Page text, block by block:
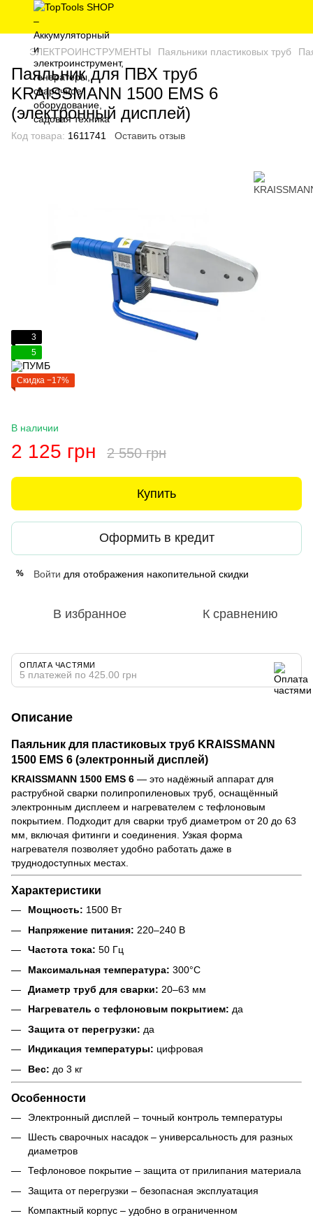
ЭЛЕКТРОИНСТРУМЕНТЫ Паяльники пластиковых труб
Паяльник для ПВХ труб
KRAISSMANN 1500 EMS 6
(электронный дисплей)
Код товара: 1611741 Оставить отзыв
3
5
Скидка −17%
В наличии
2 125 грн 2 550 грн
Купить
Оформить в кредит
% Войти для отображения накопительной скидки
В избранное К сравнению
ОПЛАТА ЧАСТЯМИ
5 платежей по 425.00 грн
Описание
Паяльник для пластиковых труб KRAISSMANN
1500 EMS 6 (электронный дисплей)
KRAISSMANN 1500 EMS 6 — это надёжный аппарат для
раструбной сварки полипропиленовых труб, оснащённый
электронным дисплеем и нагревателем с тефлоновым
покрытием. Подходит для сварки труб диаметром от 20 до 63
мм, включая фитинги и соединения. Узкая форма
нагревателя позволяет удобно работать даже в
труднодоступных местах.
Характеристики
Мощность: 1500 Вт
Напряжение питания: 220–240 В
Частота тока: 50 Гц
Максимальная температура: 300°C
Диаметр труб для сварки: 20–63 мм
Нагреватель с тефлоновым покрытием: да
Защита от перегрузки: да
Индикация температуры: цифровая
Вес: до 3 кг
Особенности
Электронный дисплей – точный контроль температуры
Шесть сварочных насадок – универсальность для разных
диаметров
Тефлоновое покрытие – защита от прилипания материала
Защита от перегрузки – безопасная эксплуатация
Компактный корпус – удобно в ограниченном